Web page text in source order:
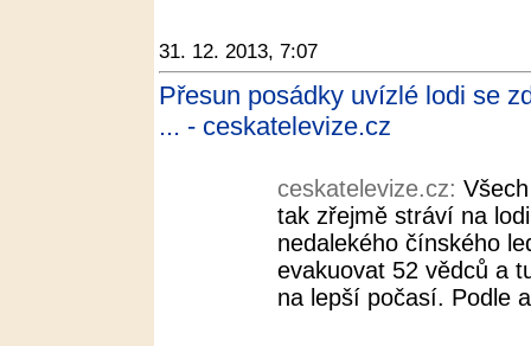
31. 12. 2013, 7:07
Přesun posádky uvízlé lodi se
... - ceskatelevize.cz
ceskatelevize.cz:
tak zřejmě stráví na
nedalekého čínského
evakuovat 52 vědců a
na lepší počasí. Podle